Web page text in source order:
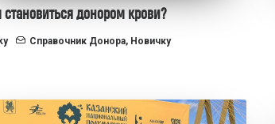
становиться донором крови?
Справочник Донора, Новичку